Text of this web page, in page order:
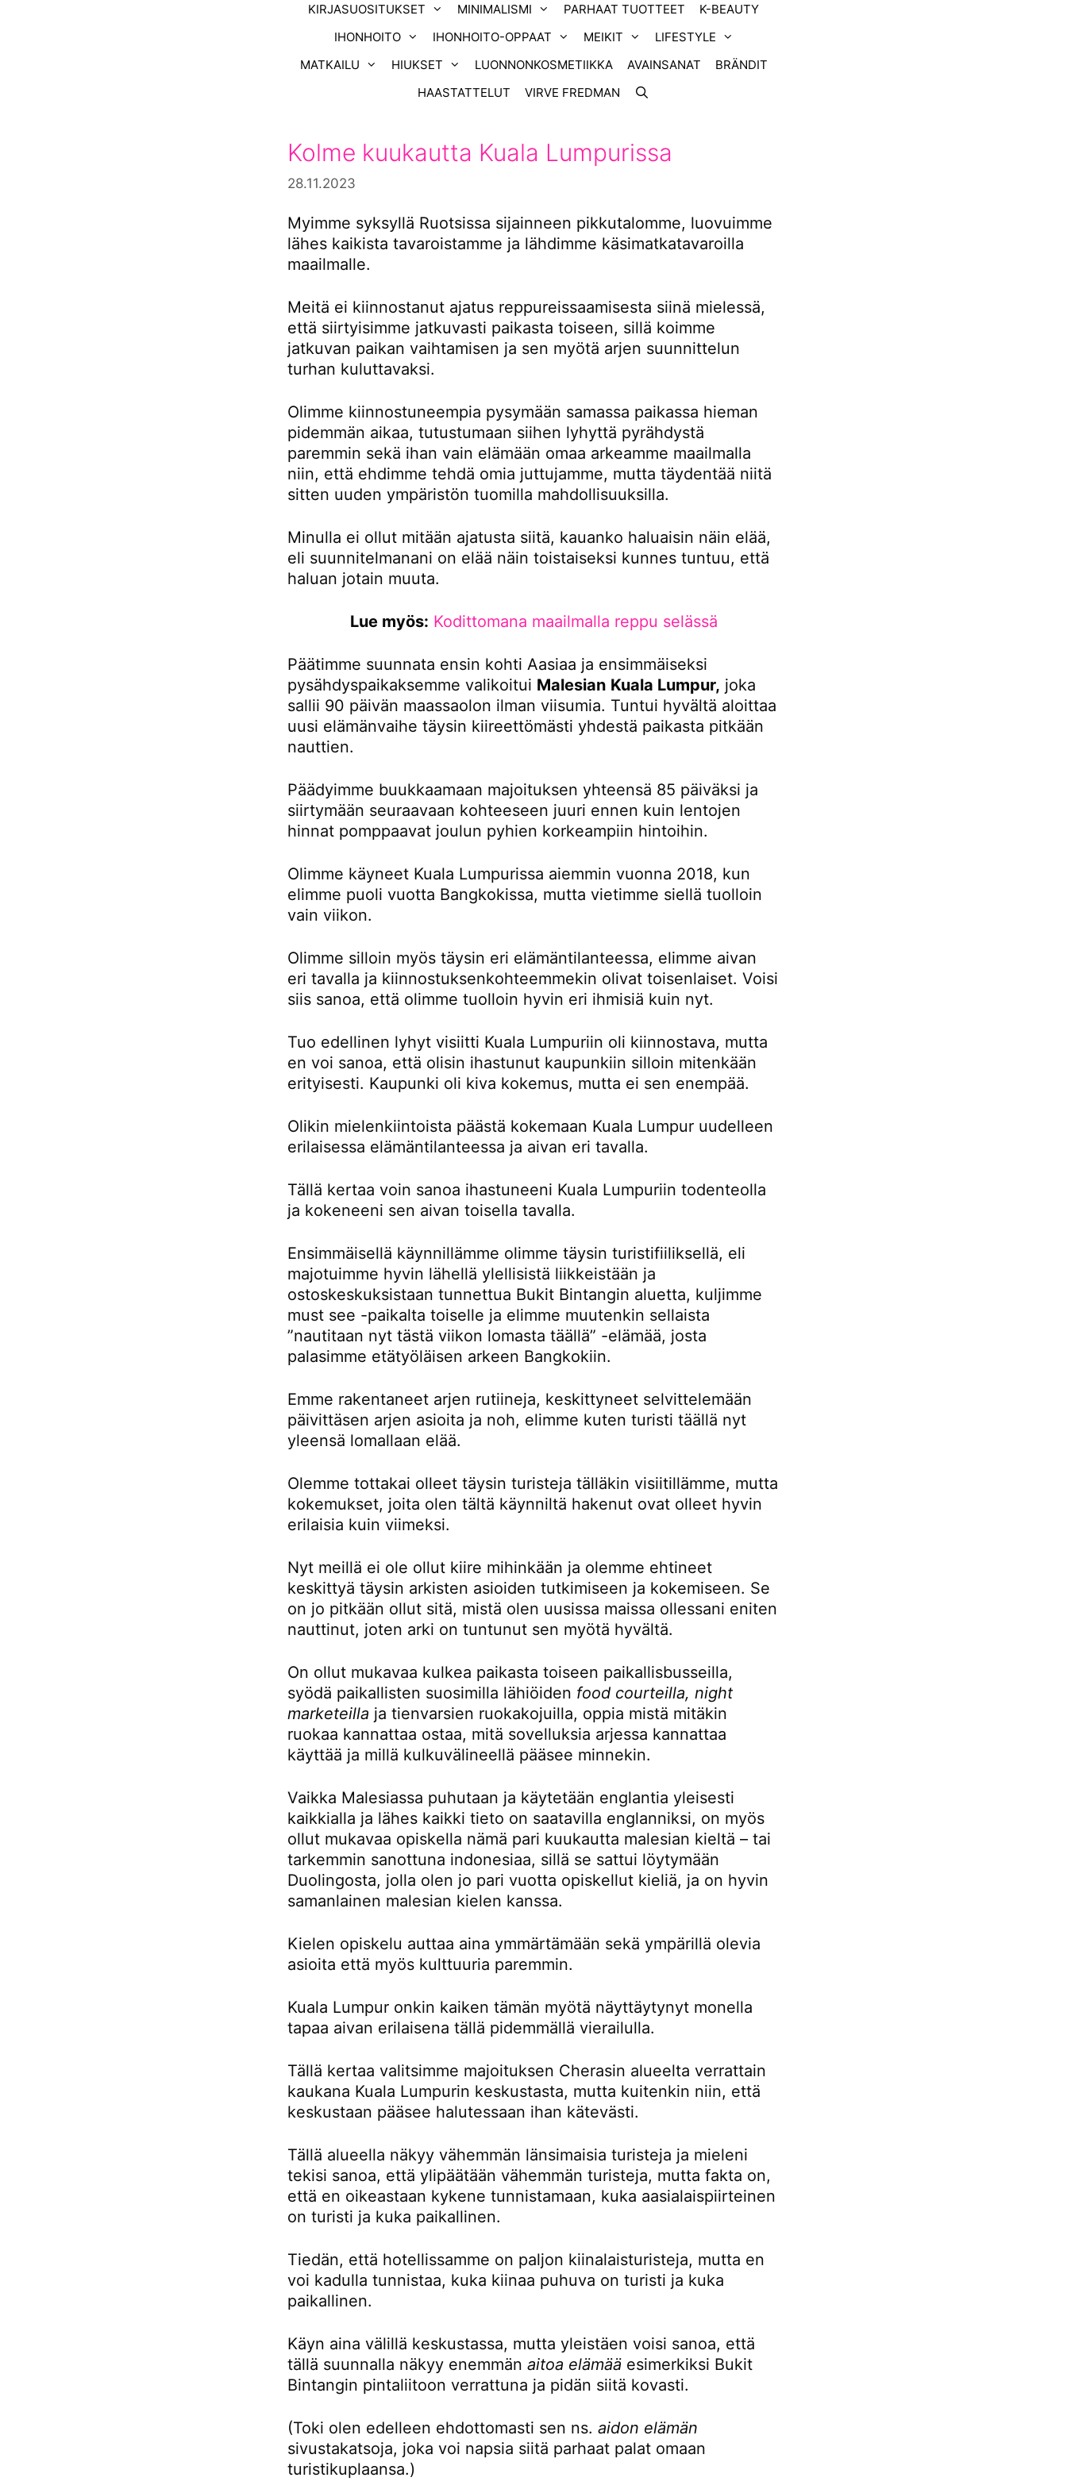
KIRJASUOSITUKSET MINIMALISMI PARHAAT TUOTTEET
K-BEAUTY
IHONHOITO
IHONHOITO-OPPAAT MEIKIT
LIFESTYLE
MATKAILU
HIUKSET LUONNONKOSMETIIKKA AVAINSANAT
BRÄNDIT
HAASTATTELUT
VIRVE FREDMAN
Kolme kuukautta Kuala Lumpurissa
28.11.2023
Myimme syksyllä Ruotsissa sijainneen pikkutalomme, luovuimme
lähes kaikista tavaroistamme ja lähdimme käsimatkatavaroilla
maailmalle.
Meitä ei kiinnostanut ajatus reppureissaamisesta siinä mielessä,
että siirtyisimme jatkuvasti paikasta toiseen, sillä koimme
jatkuvan paikan vaihtamisen ja sen myötä arjen suunnittelun
turhan kuluttavaksi.
Olimme kiinnostuneempia pysymään samassa paikassa hieman
pidemmän aikaa, tutustumaan siihen lyhyttä pyrähdystä
paremmin sekä ihan vain elämään omaa arkeamme maailmalla
niin, että ehdimme tehdä omia juttujamme, mutta täydentää niitä
sitten uuden ympäristön tuomilla mahdollisuuksilla.
Minulla ei ollut mitään ajatusta siitä, kauanko haluaisin näin elää,
eli suunnitelmanani on elää näin toistaiseksi kunnes tuntuu, että
haluan jotain muuta.
Lue myös: Kodittomana maailmalla reppu selässä
Päätimme suunnata ensin kohti Aasiaa ja ensimmäiseksi
pysähdyspaikaksemme valikoitui Malesian Kuala Lumpur, joka
sallii 90 päivän maassaolon ilman viisumia. Tuntui hyvältä aloittaa
uusi elämänvaihe täysin kiireettömästi yhdestä paikasta pitkään
nauttien.
Päädyimme buukkaamaan majoituksen yhteensä 85 päiväksi ja
siirtymään seuraavaan kohteeseen juuri ennen kuin lentojen
hinnat pomppaavat joulun pyhien korkeampiin hintoihin.
Olimme käyneet Kuala Lumpurissa aiemmin vuonna 2018, kun
elimme puoli vuotta Bangkokissa, mutta vietimme siellä tuolloin
vain viikon.
Olimme silloin myös täysin eri elämäntilanteessa, elimme aivan
eri tavalla ja kiinnostuksenkohteemmekin olivat toisenlaiset. Voisi
siis sanoa, että olimme tuolloin hyvin eri ihmisiä kuin nyt.
Tuo edellinen lyhyt visiitti Kuala Lumpuriin oli kiinnostava, mutta
en voi sanoa, että olisin ihastunut kaupunkiin silloin mitenkään
erityisesti. Kaupunki oli kiva kokemus, mutta ei sen enempää.
Olikin mielenkiintoista päästä kokemaan Kuala Lumpur uudelleen
erilaisessa elämäntilanteessa ja aivan eri tavalla.
Tällä kertaa voin sanoa ihastuneeni Kuala Lumpuriin todenteolla
ja kokeneeni sen aivan toisella tavalla.
Ensimmäisellä käynnillämme olimme täysin turistifiiliksellä, eli
majotuimme hyvin lähellä ylellisistä liikkeistään ja
ostoskeskuksistaan tunnettua Bukit Bintangin aluetta, kuljimme
must see -paikalta toiselle ja elimme muutenkin sellaista
”nautitaan nyt tästä viikon lomasta täällä” -elämää, josta
palasimme etätyöläisen arkeen Bangkokiin.
Emme rakentaneet arjen rutiineja, keskittyneet selvittelemään
päivittäsen arjen asioita ja noh, elimme kuten turisti täällä nyt
yleensä lomallaan elää.
Olemme tottakai olleet täysin turisteja tälläkin visiitillämme, mutta
kokemukset, joita olen tältä käynniltä hakenut ovat olleet hyvin
erilaisia kuin viimeksi.
Nyt meillä ei ole ollut kiire mihinkään ja olemme ehtineet
keskittyä täysin arkisten asioiden tutkimiseen ja kokemiseen. Se
on jo pitkään ollut sitä, mistä olen uusissa maissa ollessani eniten
nauttinut, joten arki on tuntunut sen myötä hyvältä.
On ollut mukavaa kulkea paikasta toiseen paikallisbusseilla,
syödä paikallisten suosimilla lähiöiden food courteilla, night
marketeilla ja tienvarsien ruokakojuilla, oppia mistä mitäkin
ruokaa kannattaa ostaa, mitä sovelluksia arjessa kannattaa
käyttää ja millä kulkuvälineellä pääsee minnekin.
Vaikka Malesiassa puhutaan ja käytetään englantia yleisesti
kaikkialla ja lähes kaikki tieto on saatavilla englanniksi, on myös
ollut mukavaa opiskella nämä pari kuukautta malesian kieltä – tai
tarkemmin sanottuna indonesiaa, sillä se sattui löytymään
Duolingosta, jolla olen jo pari vuotta opiskellut kieliä, ja on hyvin
samanlainen malesian kielen kanssa.
Kielen opiskelu auttaa aina ymmärtämään sekä ympärillä olevia
asioita että myös kulttuuria paremmin.
Kuala Lumpur onkin kaiken tämän myötä näyttäytynyt monella
tapaa aivan erilaisena tällä pidemmällä vierailulla.
Tällä kertaa valitsimme majoituksen Cherasin alueelta verrattain
kaukana Kuala Lumpurin keskustasta, mutta kuitenkin niin, että
keskustaan pääsee halutessaan ihan kätevästi.
Tällä alueella näkyy vähemmän länsimaisia turisteja ja mieleni
tekisi sanoa, että ylipäätään vähemmän turisteja, mutta fakta on,
että en oikeastaan kykene tunnistamaan, kuka aasialaispiirteinen
on turisti ja kuka paikallinen.
Tiedän, että hotellissamme on paljon kiinalaisturisteja, mutta en
voi kadulla tunnistaa, kuka kiinaa puhuva on turisti ja kuka
paikallinen.
Käyn aina välillä keskustassa, mutta yleistäen voisi sanoa, että
tällä suunnalla näkyy enemmän aitoa elämää esimerkiksi Bukit
Bintangin pintaliitoon verrattuna ja pidän siitä kovasti.
(Toki olen edelleen ehdottomasti sen ns. aidon elämän
sivustakatsoja, joka voi napsia siitä parhaat palat omaan
turistikuplaansa.)